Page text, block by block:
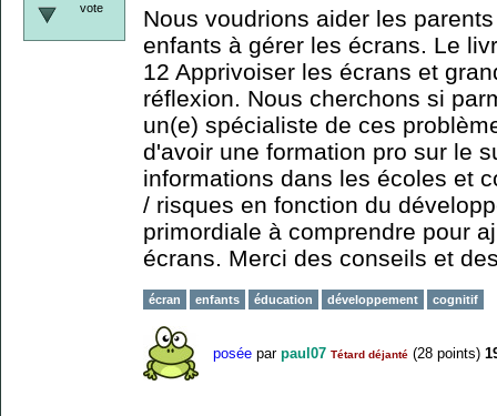
vote
Nous voudrions aider les
enfants à gérer les écrans. Le
12 Apprivoiser les écrans et
réflexion. Nous cherchons si
un(e) spécialiste de ces
d'avoir une formation pro sur le
informations dans les écoles et
/ risques en fonction du
primordiale à comprendre pour
écrans. Merci des conseils et
écran enfants éducation développement cognitif
posée par paul07 Tétard déjanté (28 points)